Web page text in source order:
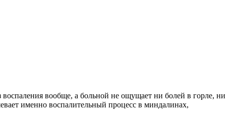
вообще, а больной не ощущает ни болей в горле, ни
именно воспалительный процесс в миндалинах,